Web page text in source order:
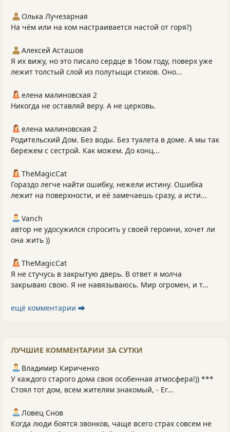
Олька Лучезарная
На чём или на ком настраивается настой от горя?)
Алексей Асташов
Я их вижу, но это писало сердце в 16ом году, поверх уже
лежит толстый слой из полутыщи стихов. Оно...
елена малиновская 2
Никогда не оставляй веру. А не церковь.
елена малиновская 2
Родительский Дом. Без воды. Без туалета в доме. А мы так
бережем с сестрой. Как можем. До конц...
TheMagicCat
Гораздо легче найти ошибку, нежели истину. Ошибка
лежит на поверхности, и её замечаешь сразу, а исти...
Vanch
автор не удосужился спросить у своей героини, хочет ли
она жить ))
TheMagicCat
Я не стучусь в закрытую дверь. В ответ я молча
закрываю свою. Я не навязываюсь. Мир огромен, и т...
ещё комментарии ⮕
ЛУЧШИЕ КОММЕНТАРИИ ЗА СУТКИ
Владимир Кириченко
У каждого старого дома своя особенная атмосфера!)) ***
Стоял тот дом, всем жителям знакомый, - Ег...
Ловец Снов
Когда люди боятся звонков, чаще всего страх совсем не